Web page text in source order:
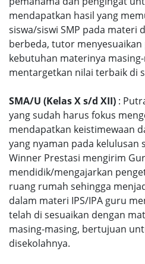
mendapatkan hasil yang
siswa/siswi SMP pada materi
berbeda, tutor
kebutuhan materinya
mentargetkan nilai terbaik di
SMA/U (Kelas X s/d XII) :
yang sudah harus fokus
mendapatkan keistimewaan
yang nyaman pada kelulusan
Winner Prestasi mengirim
mendidik/mengajarkan
ruang rumah sehingga
dalam materi IPS/IPA guru
telah di sesuaikan dengan
masing-masing, bertujuan
disekolahnya.